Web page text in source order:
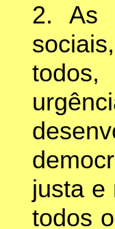
2. As
justa e
todos